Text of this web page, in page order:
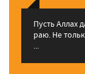
Пусть Аллах
раю. Не
...